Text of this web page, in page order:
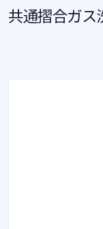
共通摺合ガス